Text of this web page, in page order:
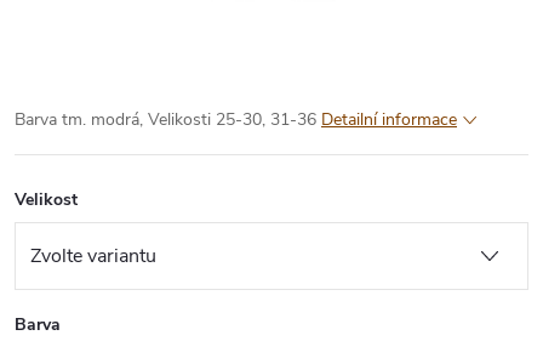
Barva tm. modrá, Velikosti 25-30, 31-36 Detailní informace
Velikost
Barva